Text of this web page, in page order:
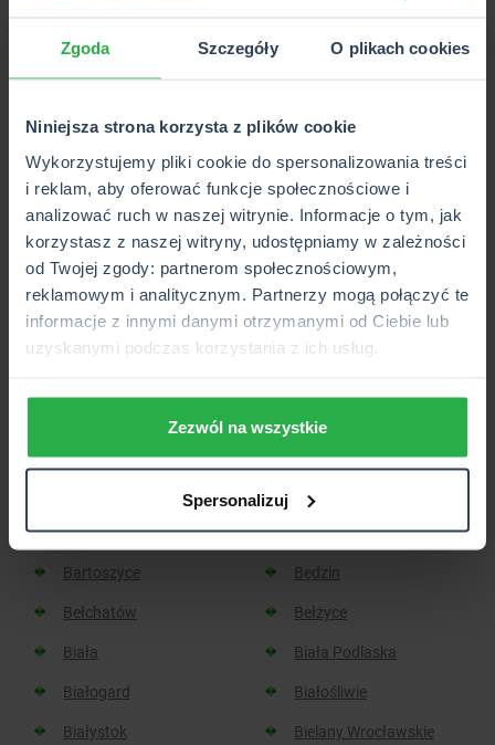
Zgoda Szczegóły O plikach cookies
Niniejsza strona korzysta z plików cookie
Wykorzystujemy pliki cookie do spersonalizowania treści
i reklam, aby oferować funkcje społecznościowe i
analizować ruch w naszej witrynie. Informacje o tym, jak
korzystasz z naszej witryny, udostępniamy w zależności
od Twojej zgody: partnerom społecznościowym,
reklamowym i analitycznym. Partnerzy mogą połączyć te
informacje z innymi danymi otrzymanymi od Ciebie lub
uzyskanymi podczas korzystania z ich usług.
Zezwól na wszystkie
Spersonalizuj
Punkt Partnerski CUK Ubezpieczenia
i kupisz wybrane produkty z pełnej oferty CUK.
Wkrótce otwarcie
Placówka lub Punkt Partnerski CUK Ubezpieczenia,
który wkrótce będzie otwarty.
Sprawdź, w jakich miastach
znajdziesz placówkę CUK:
Aleksandrów Kujawski
Aleksandrów Łódzki
Baborów
Barlinek
Bartoszyce
Będzin
Bełchatów
Bełżyce
Biała
Biała Podlaska
Białogard
Białośliwie
Białystok
Bielany Wrocławskie